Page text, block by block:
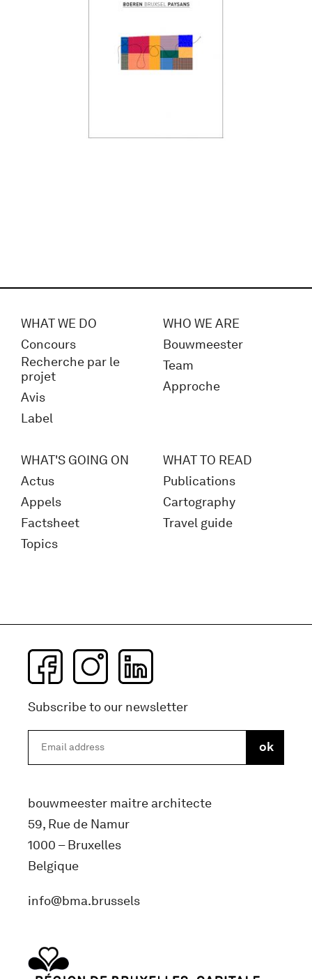
WHAT WE DO
Concours
Recherche par le
projet
Avis
Label
WHO WE ARE
Bouwmeester
Team
Approche
WHAT'S GOING ON
Actus
Appels
Factsheet
Topics
WHAT TO READ
Publications
Cartography
Travel guide
Subscribe to our newsletter
bouwmeester maitre architecte
59, Rue de Namur
1000 – Bruxelles
Belgique
info@bma.brussels